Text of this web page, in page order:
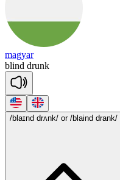
magyar
blind drunk
/blaɪnd drʌnk/ or /blaind drank/